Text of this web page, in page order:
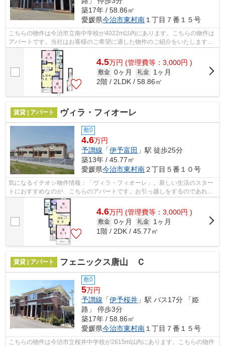
築17年 / 58.86㎡
愛媛県今治市東村南 １丁目７番１５号
こちらの物件は今治市立南中学校が4022m以内にあります。こちらの物件は
アパートです。当社はお客様のご希望に適した物件のご紹介をいたします。
多種多様な物件情報を取り扱い、確かな...
4.5万円 (管理費等：3,000円 )
敷金 0ヶ月 礼金
1ヶ月
2階 / 2LDK / 58.86㎡
賃貸 | アパート ヴィラ・フィオーレ
敷0
4.6万円
予讃線 「伊予富田 」駅 徒歩25分
築13年 / 45.77㎡
愛媛県今治市東村南２丁目５番１０号
気になるイチオシ物件情報：「ヴィラ・フィオーレ」。新しい生活のスター
トにおすすめなのが、こちらのアパートです。お引っ越しをするのであれ
ば、当社まで是非ご連絡ください。当社...
4.6万円 (管理費等：3,000円 )
敷金 0ヶ月 礼金
1ヶ月
1階 / 2DK / 45.77㎡
賃貸 | アパート フェニックス唐山 Ｃ
敷0
5万円
予讃線 「伊予桜井 」駅 バス17分 「姫
路」 停歩3分
築17年 / 58.86㎡
愛媛県今治市東村南 １丁目７番１５号
こちらの物件は今治市立桜井中学校が2615m以内にあります。こちらの物件